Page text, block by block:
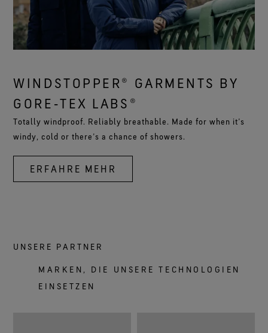
WINDSTOPPER® GARMENTS BY
GORE‑TEX LABS®
Totally windproof. Reliably breathable. Made for when it’s
windy, cold or there’s a chance of showers.
ERFAHRE MEHR
UNSERE PARTNER
MARKEN, DIE UNSERE TECHNOLOGIEN
EINSETZEN